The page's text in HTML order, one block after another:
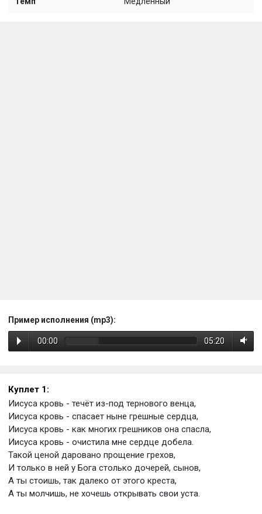
Пример исполнения (mp3):
00:00 05:20
Куплет 1:
Иисуса кровь - течёт из-под тернового венца,
Иисуса кровь - спасает ныне грешные сердца,
Иисуса кровь - как многих грешников она спасла,
Иисуса кровь - очистила мне сердце добела.
Такой ценой даровано прощение грехов,
И только в ней у Бога столько дочерей, сынов,
А ты стоишь, так далеко от этого креста,
А ты молчишь, не хочешь открывать свои уста.